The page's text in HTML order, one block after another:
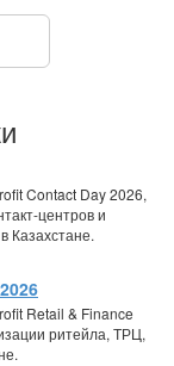
Contact Day 2026,
центров и
Казахстане.
Retail & Finance
ритейла, ТРЦ,